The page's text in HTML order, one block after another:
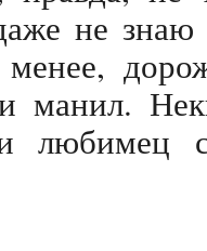
не
манил.
любимец